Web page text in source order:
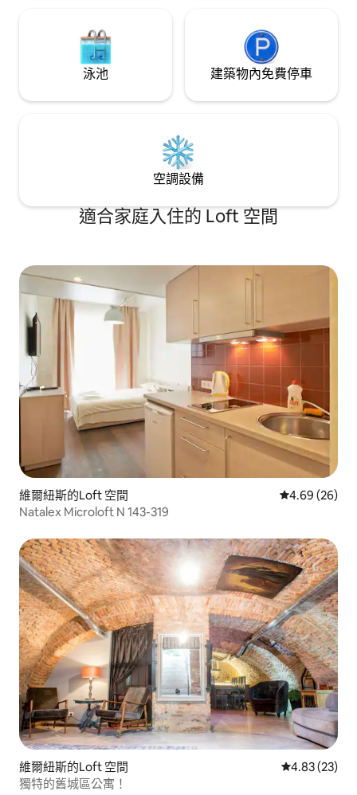
泳池 建築物內免費停車
空調設備
適合家庭入住的 Loft 空間
維爾紐斯的Loft 空間 從 26 則評價
4.69 (26)
Natalex Microloft N 143-319
維爾紐斯的Loft 空間 從 23 則評價
4.83 (23)
獨特的舊城區公寓！